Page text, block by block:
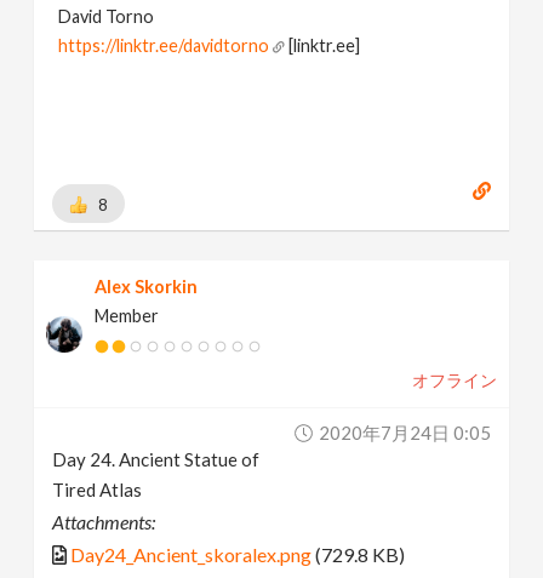
David Torno
https://linktr.ee/davidtorno
[linktr.ee]
8
Alex Skorkin
Member
オフライン
2020年7月24日 0:05
Day 24. Ancient Statue of
Tired Atlas
Attachments:
Day24_Ancient_skoralex.png(729.8 KB)